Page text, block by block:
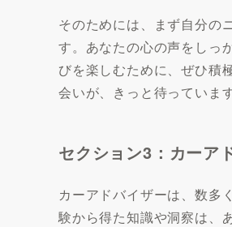
そのためには、まず自分の
す。あなたの心の声をしっ
びを楽しむために、ぜひ積
会いが、きっと待っていま
セクション3：カーア
カーアドバイザーは、数多
験から得た知識や洞察は、